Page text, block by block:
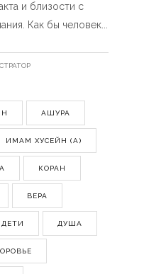
и близости с
Как бы человек
АШУРА
ИМАМ ХУСЕЙН (А)
КОРАН
ВЕРА
ДЕТИ ДУША